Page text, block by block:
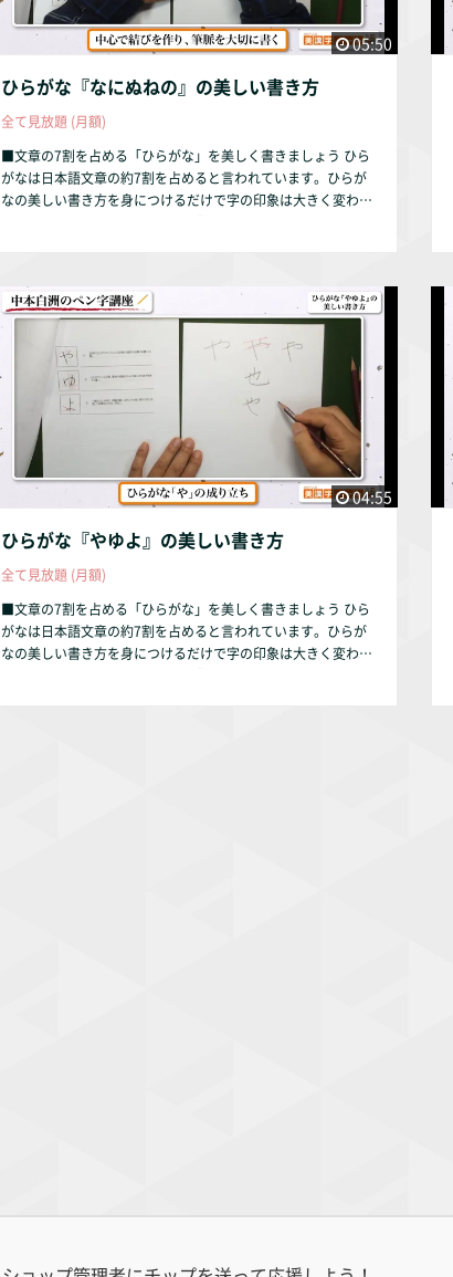
05:50
ひらがな『なにぬねの』の美しい書き方
全て見放題 (月額)
■文章の7割を占める「ひらがな」を美しく書きましょう ひら
がなは日本語文章の約7割を占めると言われています。ひらが
なの美しい書き方を身につけるだけで字の印象は大きく変わり
04:55
ひらがな『やゆよ』の美しい書き方
全て見放題 (月額)
■文章の7割を占める「ひらがな」を美しく書きましょう ひら
がなは日本語文章の約7割を占めると言われています。ひらが
なの美しい書き方を身につけるだけで字の印象は大きく変わり